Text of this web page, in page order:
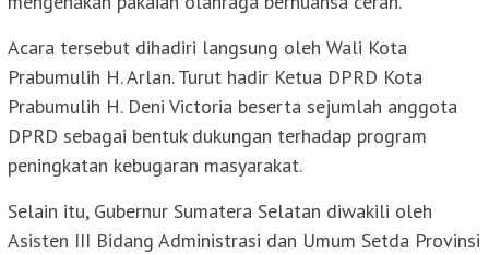
Acara tersebut dihadiri langsung oleh Wali Kota
Prabumulih H. Arlan. Turut hadir Ketua DPRD Kota
Prabumulih H. Deni Victoria beserta sejumlah anggota
DPRD sebagai bentuk dukungan terhadap program
peningkatan kebugaran masyarakat.
Selain itu, Gubernur Sumatera Selatan diwakili oleh
Asisten III Bidang Administrasi dan Umum Setda Provinsi